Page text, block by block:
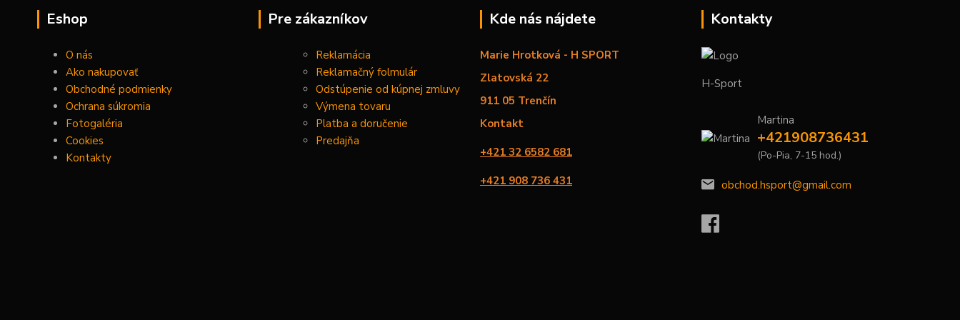
Eshop
O nás
Ako nakupovať
Obchodné podmienky
Ochrana súkromia
Fotogaléria
Cookies
Kontakty
Pre zákazníkov
Reklamácia
Reklamačný folmulár
Odstúpenie od kúpnej zmluvy
Výmena tovaru
Platba a doručenie
Predajňa
Kde nás nájdete
Marie Hrotková - H SPORT
Zlatovská 22
911 05 Trenčín
Kontakt
+421 32 6582 681
+421 908 736 431
Kontakty
H-Sport
Martina
+421908736431
(Po-Pia, 7-15 hod.)
obchod.hsport@gmail.com